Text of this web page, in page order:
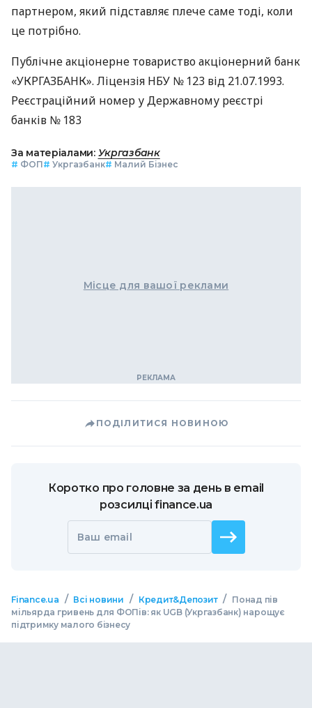
партнером, який підставляє плече саме тоді, коли
це потрібно.
Публічне акціонерне товариство акціонерний банк
«УКРГАЗБАНК». Ліцензія НБУ № 123 від 21.07.1993.
Реєстраційний номер у Державному реєстрі
банків № 183
За матеріалами: Укргазбанк
# ФОП# Укргазбанк# Малий Бізнес
Місце для вашої реклами
ПОДІЛИТИСЯ НОВИНОЮ
Коротко про головне за день в email
розсилці finance.ua
Ваш email
Finance.ua / Всі новини / Кредит&Депозит / Понад пів
мільярда гривень для ФОПів: як UGB (Укргазбанк) нарощує
підтримку малого бізнесу